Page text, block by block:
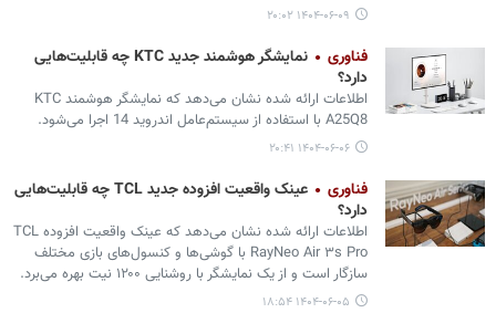
۱۴۰۴-۰۶-۰۹ ۲۰:۰۲
فناوری
نمایشگر هوشمند جدید KTC چه قابلیت‌هایی
دارد؟
اطلاعات ارائه شده نشان می‌دهد که نمایشگر هوشمند KTC
A25Q8 با استفاده از سیستم‌عامل اندروید 14 اجرا می‏‌شود.
۱۴۰۴-۰۶-۰۶ ۲۰:۴۱
فناوری
عینک واقعیت افزوده جدید TCL چه قابلیت‌هایی
دارد؟
اطلاعات ارائه شده نشان می‌دهد که عینک واقعیت افزوده TCL
RayNeo Air ۳s Pro با گوشی‌ها و کنسول‌های بازی مختلف
سازگار است و از یک نمایشگر با روشنایی ۱۲۰۰ نیت بهره می‌برد.
۱۴۰۴-۰۶-۰۵ ۱۸:۵۴